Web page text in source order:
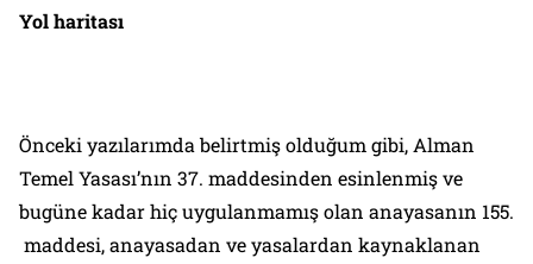
Yol haritası
Önceki yazılarımda belirtmiş olduğum gibi, Alman
Temel Yasası’nın 37. maddesinden esinlenmiş ve
bugüne kadar hiç uygulanmamış olan anayasanın 155.
maddesi, anayasadan ve yasalardan kaynaklanan